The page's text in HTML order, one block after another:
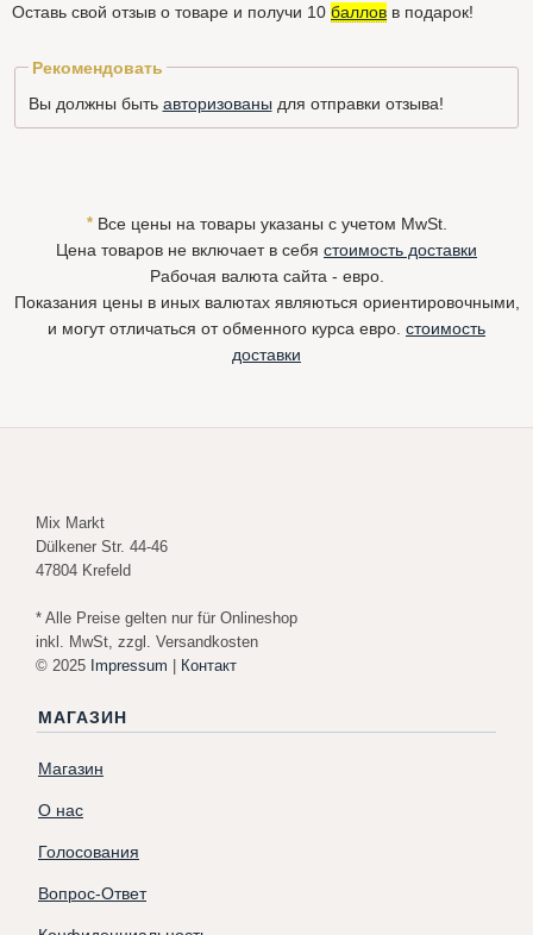
Оставь свой отзыв о товаре и получи 10 баллов в подарок!
Рекомендовать
Вы должны быть авторизованы для отправки отзыва!
*Все цены на товары указаны с учетом MwSt.
Цена товаров не включает в себя стоимость доставки
Рабочая валюта сайта - евро.
Показания цены в иных валютах являються ориентировочными,
и могут отличаться от обменного курса евро. стоимость
доставки
Mix Markt
Dülkener Str. 44-46
47804 Krefeld
* Alle Preise gelten nur für Onlineshop
inkl. MwSt, zzgl. Versandkosten
© 2025 Impressum | Контакт
МАГАЗИН
Магазин
О нас
Голосования
Вопрос-Ответ